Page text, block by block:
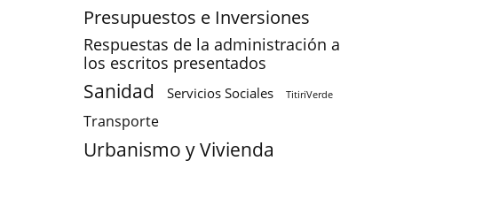
Presupuestos e Inversiones
Respuestas de la administración a
los escritos presentados
Sanidad Servicios Sociales TitiriVerde
Transporte
Urbanismo y Vivienda